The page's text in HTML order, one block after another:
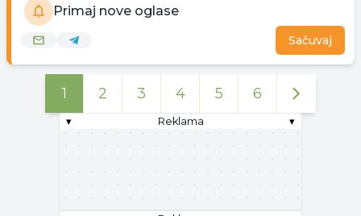
Primaj nove oglase
Sačuvaj
1 2 3 4 5 6
▾ Reklama ▾